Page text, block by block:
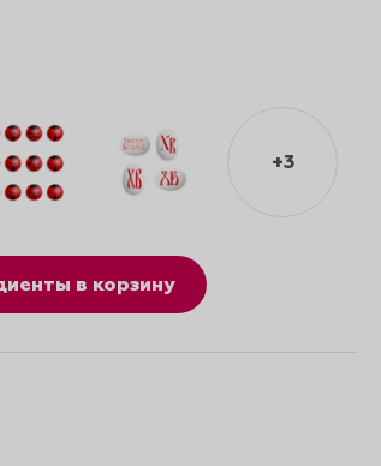
+3
в корзину